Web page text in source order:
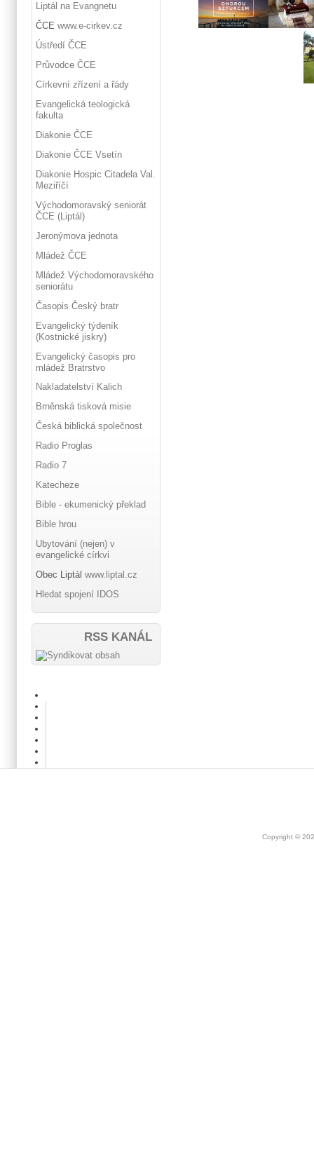
Liptál na Evangnetu
ČCE www.e-cirkev.cz
Ústředí ČCE
Průvodce ČCE
Církevní zřízení a řády
Evangelická teologická
fakulta
Diakonie ČCE
Diakonie ČCE Vsetín
Diakonie Hospic Citadela Val.
Meziříčí
Východomoravský seniorát
ČCE (Liptál)
Jeronýmova jednota
Mládež ČCE
Mládež Východomoravského
seniorátu
Časopis Český bratr
Evangelický týdeník
(Kostnické jiskry)
Evangelický časopis pro
mládež Bratrstvo
Nakladatelství Kalich
Brněnská tisková misie
Česká biblická společnost
Radio Proglas
Radio 7
Katecheze
Bible - ekumenický překlad
Bible hrou
Ubytování (nejen) v
evangelické církvi
Obec Liptál www.liptal.cz
Hledat spojení IDOS
RSS KANÁL
Copyright ©